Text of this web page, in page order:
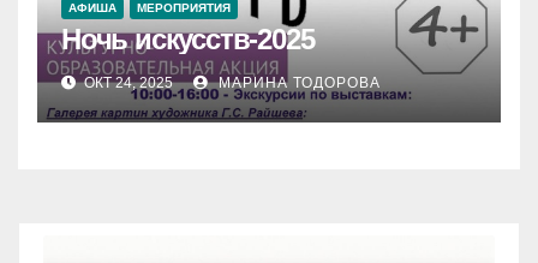
АФИША МЕРОПРИЯТИЯ
Ночь искусств-2025
ОКТ 24, 2025 МАРИНА ТОДОРОВА